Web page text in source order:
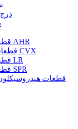
قطعات سایشی پمپ دوغاب AHR
قطعات سایشی هیدروسیکلون CVX
قطعات سایشی پمپ دوغاب LR
قطعات سایشی پمپ دوغاب SPR
قطعات